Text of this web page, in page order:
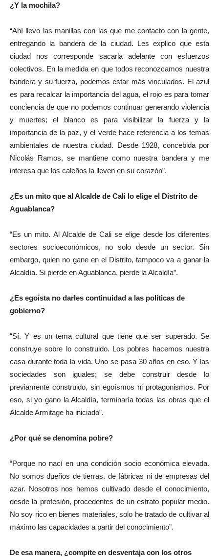
¿Y la mochila?
“Ahí llevo las manillas con las que me contacto con la gente,
entregando la bandera de la ciudad. Les explico que esta
ciudad nos corresponde sacarla adelante con esfuerzos
colectivos. En la medida en que todos reconozcamos nuestra
bandera y su fuerza, podemos estar más vinculados. El azul
es para recalcar la importancia del agua, el rojo es para tomar
conciencia de que no podemos continuar generando violencia
y muertes; el blanco es para visibilizar la fuerza y la
importancia de la paz, y el verde hace referencia a los temas
ambientales de nuestra ciudad. Desde 1928, concebida por
Nicolás Ramos, se mantiene como nuestra bandera y me
interesa que los caleños la lleven en su corazón”.
¿Es un mito que al Alcalde de Cali lo elige el Distrito de
Aguablanca?
“Es un mito. Al Alcalde de Cali se elige desde los diferentes
sectores socioeconómicos, no solo desde un sector. Sin
embargo, quien no gane en el Distrito, tampoco va a ganar la
Alcaldía. Si pierde en Aguablanca, pierde la Alcaldía”.
¿Es egoísta no darles continuidad a las políticas de
gobierno?
“Sí. Y es un tema cultural que tiene que ser superado. Se
construye sobre lo construido. Los pobres hacemos nuestra
casa durante toda la vida. Uno se pasa 30 años en eso. Y las
sociedades son iguales; se debe construir desde lo
previamente construido, sin egoísmos ni protagonismos. Por
eso, si yo gano la Alcaldía, terminaría todas las obras que el
Alcalde Armitage ha iniciado”.
¿Por qué se denomina pobre?
“Porque no nací en una condición socio económica elevada.
No somos dueños de tierras. de fábricas ni de empresas del
azar. Nosotros nos hemos cultivado desde el conocimiento,
desde la profesión, procedentes de un estrato popular medio.
No soy rico en bienes materiales, solo he tratado de cultivar al
máximo las capacidades a partir del conocimiento”.
De esa manera, ¿compite en desventaja con los otros